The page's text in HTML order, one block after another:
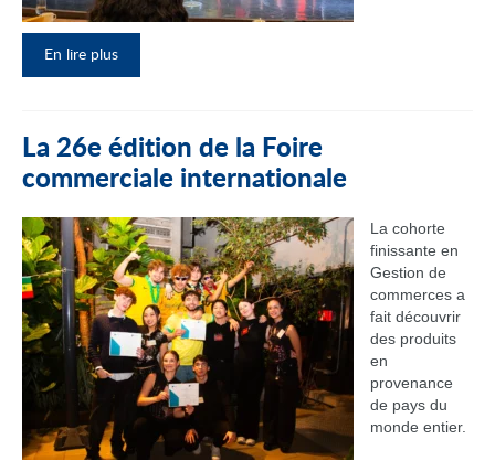
En lire plus
La 26e édition de la Foire
commerciale internationale
La cohorte
finissante en
Gestion de
commerces a
fait découvrir
des produits
en
provenance
de pays du
monde entier.